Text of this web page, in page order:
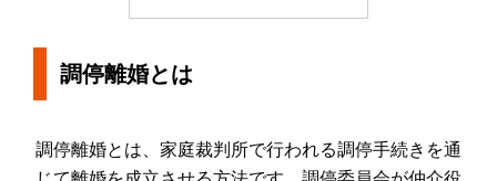
調停離婚とは
調停離婚とは、家庭裁判所で行われる調停手続きを通